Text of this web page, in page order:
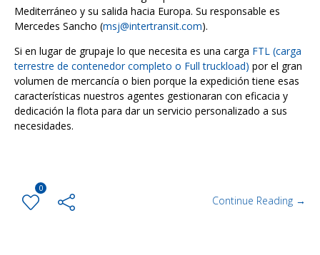
Mediterráneo y su salida hacia Europa. Su responsable es
Mercedes Sancho (msj@intertransit.com).
Si en lugar de grupaje lo que necesita es una carga FTL (carga
terrestre de contenedor completo o Full truckload) por el gran
volumen de mercancía o bien porque la expedición tiene esas
características nuestros agentes gestionaran con eficacia y
dedicación la flota para dar un servicio personalizado a sus
necesidades.
0
Continue Reading →